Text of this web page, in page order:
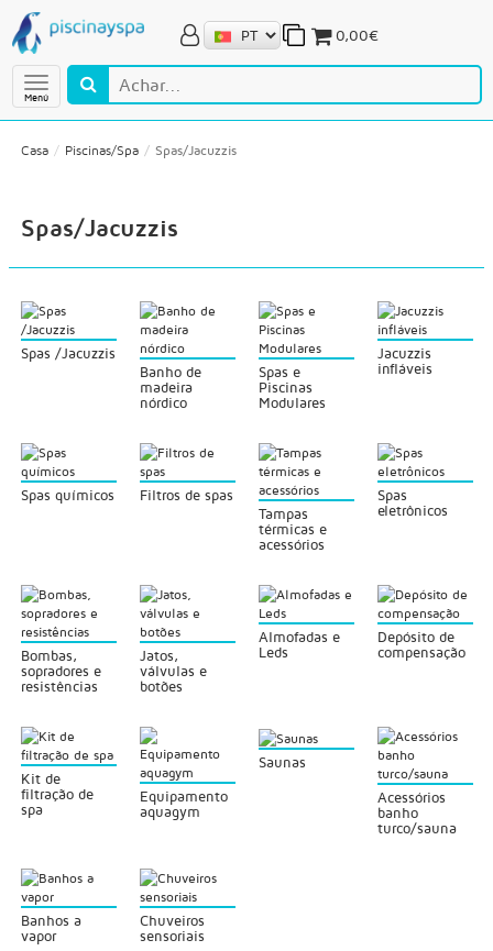
Menú
0,00€
Casa Piscinas/Spa Spas/Jacuzzis
Spas/Jacuzzis
Spas /Jacuzzis
Banho de
madeira
nórdico
Spas e
Piscinas
Modulares
Jacuzzis
infláveis
Spas químicos
Filtros de spas
Tampas
térmicas e
acessórios
Spas
eletrônicos
Bombas,
sopradores e
resistências
Jatos,
válvulas e
botões
Almofadas e
Leds
Depósito de
compensação
Kit de
filtração de
spa
Equipamento
aquagym
Saunas
Acessórios
banho
turco/sauna
Banhos a
vapor
Chuveiros
sensoriais